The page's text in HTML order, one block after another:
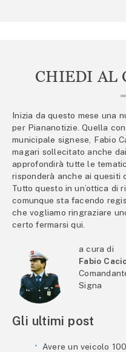
CHIEDI AL
Inizia da questo mese una
per Piananotizie. Quella
municipale signese, Fabio
magari sollecitato anche
approfondirà tutte le
risponderà anche ai quesiti
Tutto questo in un’ottica di
comunque sta facendo
che vogliamo ringraziare
certo fermarsi qui.
a cura di
Fabio
Signa
Gli ultimi post
Avere un veicolo